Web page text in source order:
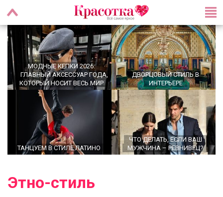
МОДНЫЕ КЕПКИ 2026:
ГЛАВНЫЙ АКСЕССУАР ГОДА,
КОТОРЫЙ НОСИТ ВЕСЬ МИР
ДВОРЦОВЫЙ СТИЛЬ В
ИНТЕРЬЕРЕ
ТАНЦУЕМ В СТИЛЕ ЛАТИНО
ЧТО ДЕЛАТЬ, ЕСЛИ ВАШ
МУЖЧИНА – РЕВНИВЕЦ?
Этно-стиль